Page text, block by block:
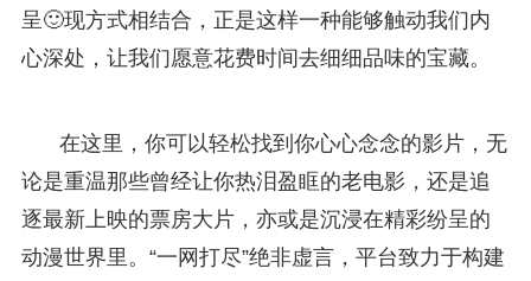
呈🙂现方式相结合，正是这样一种能够触动我们内
心深处，让我们愿意花费时间去细细品味的宝藏。
在这里，你可以轻松找到你心心念念的影片，无
论是重温那些曾经让你热泪盈眶的老电影，还是追
逐最新上映的票房大片，亦或是沉浸在精彩纷呈的
动漫世界里。“一网打尽”绝非虚言，平台致力于构建